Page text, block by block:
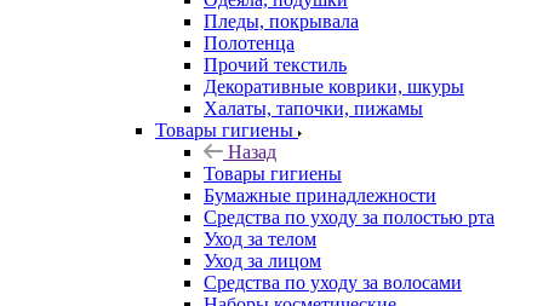
Пледы, покрывала
Полотенца
Прочий текстиль
Декоративные коврики, шкуры
Халаты, тапочки, пижамы
Товары гигиены
Назад
Товары гигиены
Бумажные принадлежности
Средства по уходу за полостью рта
Уход за телом
Уход за лицом
Средства по уходу за волосами